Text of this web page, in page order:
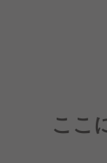
で、すべての
ここ